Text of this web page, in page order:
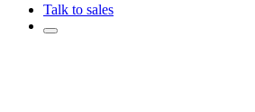
Talk to sales